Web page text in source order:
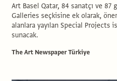
Art Basel Qatar, 84 sanatçı ve 87
Galleries seçkisine ek olarak,
alanlara yayılan Special Projects
sunacak.
The Art Newspaper Türkiye